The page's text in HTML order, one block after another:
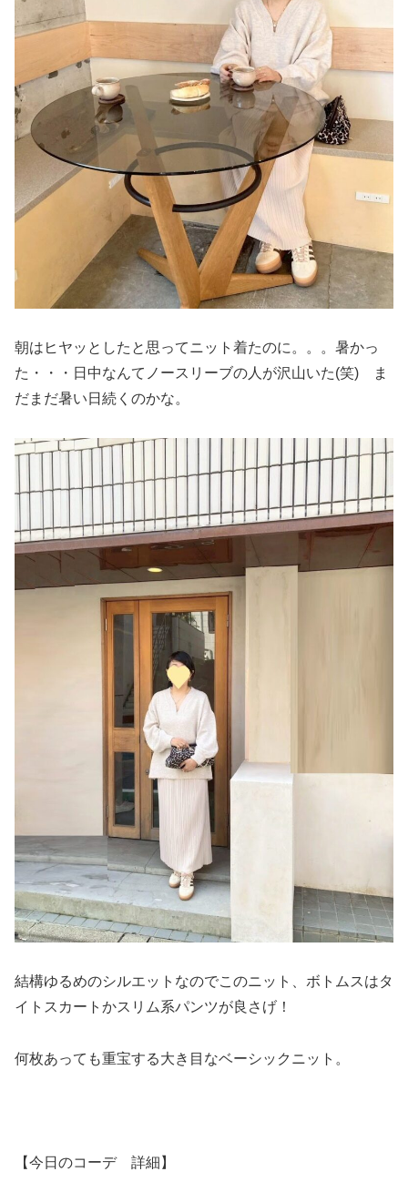
朝はヒヤッとしたと思ってニット着たのに。。。暑かっ
た・・・日中なんてノースリーブの人が沢山いた(笑) ま
だまだ暑い日続くのかな。
結構ゆるめのシルエットなのでこのニット、ボトムスはタ
イトスカートかスリム系パンツが良さげ！
何枚あっても重宝する大き目なベーシックニット。
【今日のコーデ 詳細】